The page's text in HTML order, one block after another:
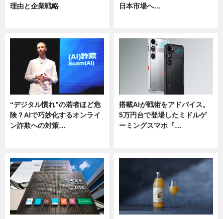
理由と企業戦略
日本市場へ…
“デジタル慣れ”の若者ほど危
険？AIで巧妙化するオンライ
ン詐欺への対策…
搭載AIが戦術をアドバイス。
5万円台で登場したミドルゲ
ーミングスマホ『…